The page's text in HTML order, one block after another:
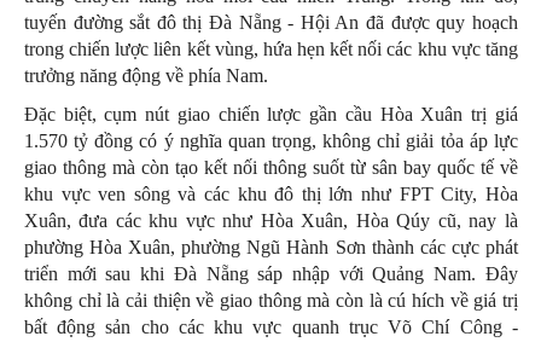
tuyến đường sắt đô thị Đà Nẵng - Hội An đã được quy hoạch
trong chiến lược liên kết vùng, hứa hẹn kết nối các khu vực tăng
trưởng năng động về phía Nam.
Đặc biệt, cụm nút giao chiến lược gần cầu Hòa Xuân trị giá
1.570 tỷ đồng có ý nghĩa quan trọng, không chỉ giải tỏa áp lực
giao thông mà còn tạo kết nối thông suốt từ sân bay quốc tế về
khu vực ven sông và các khu đô thị lớn như FPT City, Hòa
Xuân, đưa các khu vực như Hòa Xuân, Hòa Qúy cũ, nay là
phường Hòa Xuân, phường Ngũ Hành Sơn thành các cực phát
triển mới sau khi Đà Nẵng sáp nhập với Quảng Nam. Đây
không chỉ là cải thiện về giao thông mà còn là cú hích về giá trị
bất động sản cho các khu vực quanh trục Võ Chí Công -